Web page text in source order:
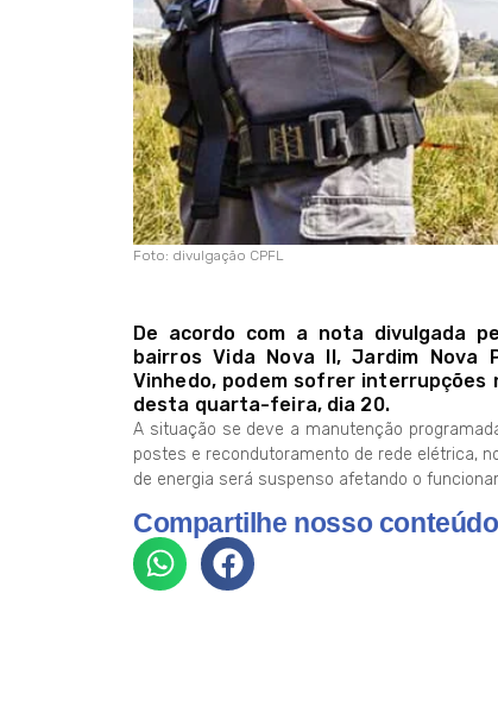
Foto: divulgação CPFL
De acordo com a nota divulgada
bairros Vida Nova II, Jardim Nova
Vinhedo, podem sofrer interrupções
desta quarta-feira, dia 20.
A situação se deve a manutenção
postes e recondutoramento de rede elétrica,
de energia será suspenso afetando o
Compartilhe nosso